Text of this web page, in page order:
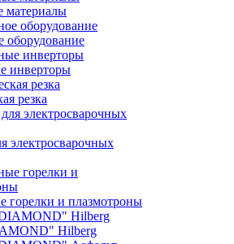
материалы
оборудование
инверторы
резка
электросварочных
горелки и плазмотроны
Hilberg